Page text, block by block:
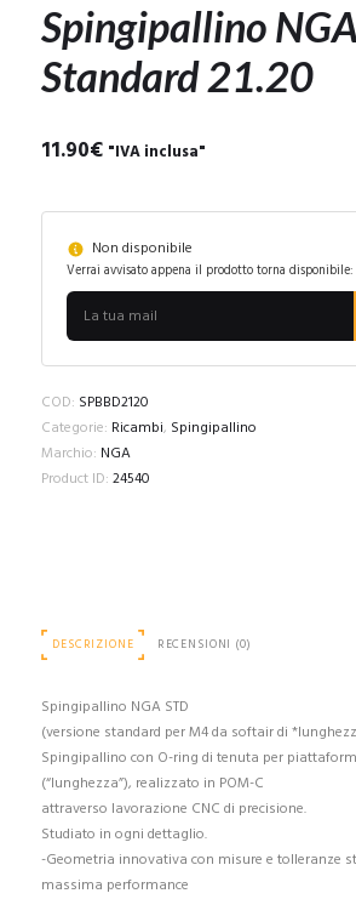
Spingipallino NGA
Standard 21.20
11.90€ "IVA inclusa"
Non disponibile
Verrai avvisato appena il prodotto torna disponibile:
COD: SPBBD2120
Categorie: Ricambi, Spingipallino
Marchio: NGA
Product ID: 24540
DESCRIZIONE RECENSIONI (0)
Spingipallino NGA STD
(versione standard per M4 da softair di
Spingipallino con O-ring di tenuta per
(“lunghezza”), realizzato in POM-C
attraverso lavorazione CNC di precisione.
Studiato in ogni dettaglio.
-Geometria innovativa con misure e tolleranze
massima performance